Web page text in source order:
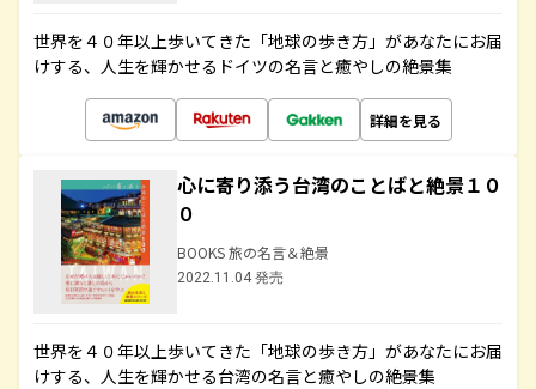
世界を４０年以上歩いてきた「地球の歩き方」があなたにお届
けする、人生を輝かせるドイツの名言と癒やしの絶景集
詳細を見る
心に寄り添う台湾のことばと絶景１０
０
BOOKS 旅の名言＆絶景
2022.11.04 発売
世界を４０年以上歩いてきた「地球の歩き方」があなたにお届
けする、人生を輝かせる台湾の名言と癒やしの絶景集